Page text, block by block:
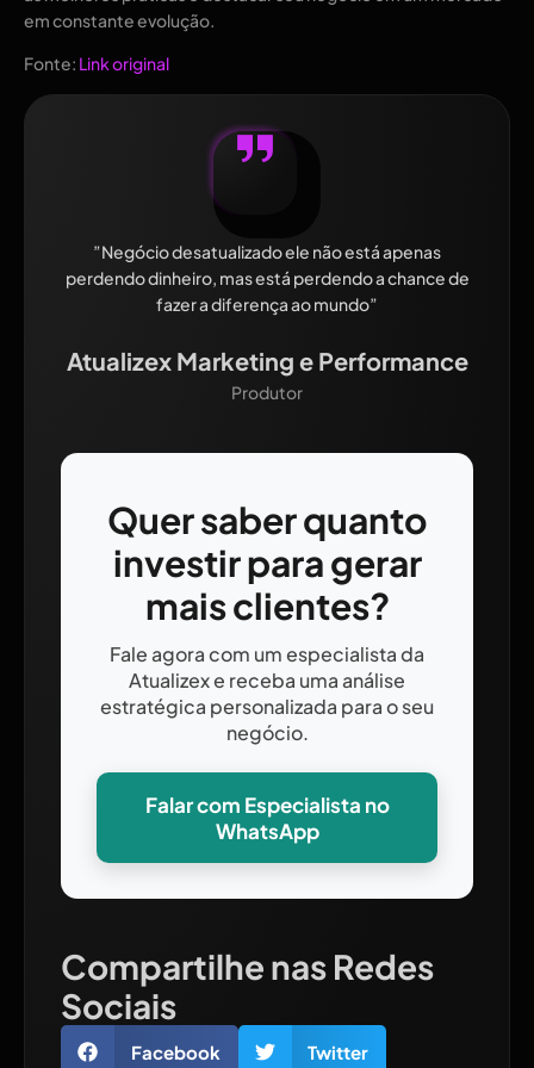
em constante evolução.
Fonte: Link original
”Negócio desatualizado ele não está apenas
perdendo dinheiro, mas está perdendo a chance de
fazer a diferença ao mundo”
Atualizex Marketing e Performance
Produtor
Quer saber quanto
investir para gerar
mais clientes?
Fale agora com um especialista da
Atualizex e receba uma análise
estratégica personalizada para o seu
negócio.
Falar com Especialista no
WhatsApp
Compartilhe nas Redes
Sociais
Facebook Twitter